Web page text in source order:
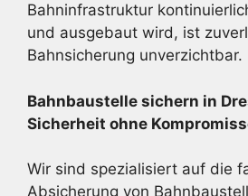
Bahninfrastruktur
und ausgebaut wird, ist
Bahnsicherung unverzichtbar.
Bahnbaustelle sichern in
Sicherheit ohne
Wir sind spezialisiert auf die
Absicherung von